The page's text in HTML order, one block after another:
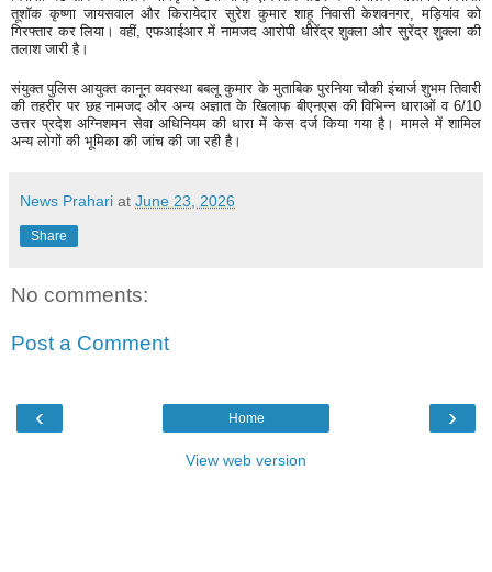
तूशॉक कृष्णा जायसवाल और किरायेदार सुरेश कुमार शाहू निवासी केशवनगर, मड़ियांव को
गिरफ्तार कर लिया। वहीं, एफआईआर में नामजद आरोपी धीरेंद्र शुक्ला और सुरेंद्र शुक्ला की
तलाश जारी है।
संयुक्त पुलिस आयुक्त कानून व्यवस्था बबलू कुमार के मुताबिक पुरनिया चौकी इंचार्ज शुभम तिवारी
की तहरीर पर छह नामजद और अन्य अज्ञात के खिलाफ बीएनएस की विभिन्न धाराओं व 6/10
उत्तर प्रदेश अग्निशमन सेवा अधिनियम की धारा में केस दर्ज किया गया है। मामले में शामिल
अन्य लोगों की भूमिका की जांच की जा रही है।
News Prahari at June 23, 2026
Share
No comments:
Post a Comment
‹ ›
Home
View web version